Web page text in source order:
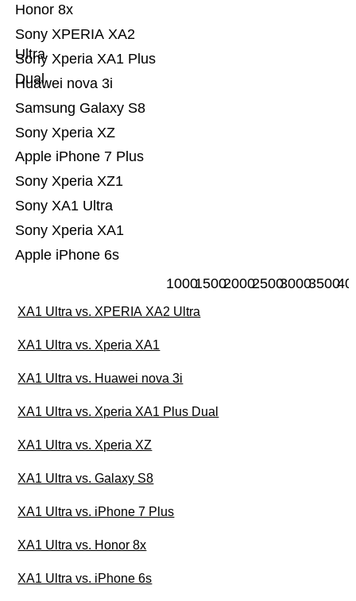
Apple iPhone 6s
Sony Xperia XA1
Sony XA1 Ultra
Sony Xperia XZ1
Apple iPhone 7 Plus
Sony Xperia XZ
Samsung Galaxy S8
Huawei nova 3i
Sony Xperia XA1 Plus
Dual
Sony XPERIA XA2
Ultra
Honor 8x
100015002000250030003500
XA1 Ultra vs. XPERIA XA2 Ultra
XA1 Ultra vs. Xperia XA1
XA1 Ultra vs. Huawei nova 3i
XA1 Ultra vs. Xperia XA1 Plus Dual
XA1 Ultra vs. Xperia XZ
XA1 Ultra vs. Galaxy S8
XA1 Ultra vs. iPhone 7 Plus
XA1 Ultra vs. Honor 8x
XA1 Ultra vs. iPhone 6s